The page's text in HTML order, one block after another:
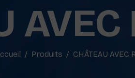
AVEC
Produits CHÂTEAU AVEC